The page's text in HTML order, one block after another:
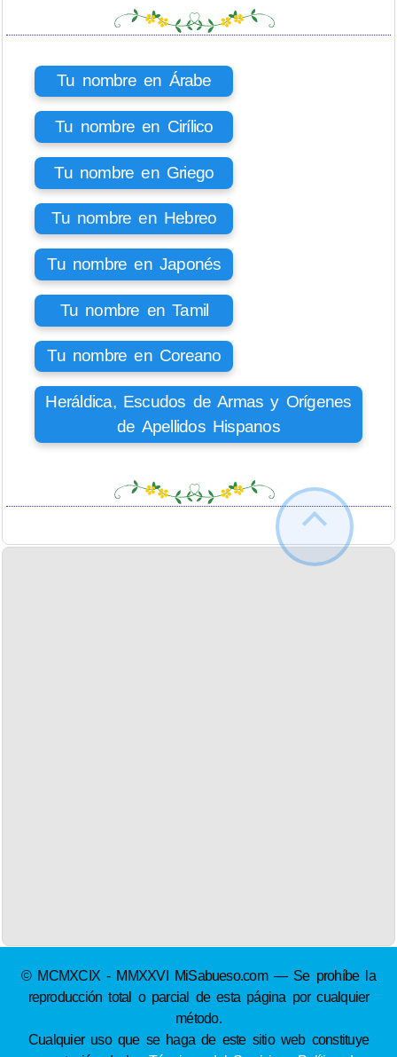
Tu nombre en Árabe
Tu nombre en Cirílico
Tu nombre en Griego
Tu nombre en Hebreo
Tu nombre en Japonés
Tu nombre en Tamil
Tu nombre en Coreano
Heráldica, Escudos de Armas y Orígenes
de Apellidos Hispanos
© MCMXCIX - MMXXVI MiSabueso.com — Se prohíbe la
reproducción total o parcial de esta página por cualquier
método.
Cualquier uso que se haga de este sitio web constituye